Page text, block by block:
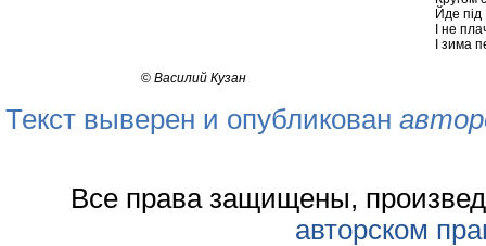
Йде під
І не
І зима
© Василий Кузан
Текст выверен и опубликован
Все права защищены,
авторском